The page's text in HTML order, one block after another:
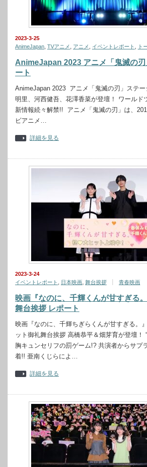
2023-3-25
AnimeJapan TVアニメ アニメ イベントレポート ト
AnimeJapan 2023 アニメ「鬼滅の
ート
AnimeJapan 2023 アニメ「鬼滅の刃」ステ
明里、河西健吾、花澤香菜が登壇！ ワールド
新情報続々解禁!! アニメ「鬼滅の刃」は、
ビアニメ…
詳細を見る
2023-3-24
イベントレポート
日本映画 舞台挨拶 青春映画
映画『なのに、千輝くんが甘すぎる
舞台挨拶 レポート
映画『なのに、千輝ちぎらくんが甘すぎる。
ット御礼舞台挨拶 高橋恭平＆畑芽育が登壇！
胸キュンセリフの罰ゲーム!? 共演者からサプ
着!! 亜南くじらによ…
詳細を見る